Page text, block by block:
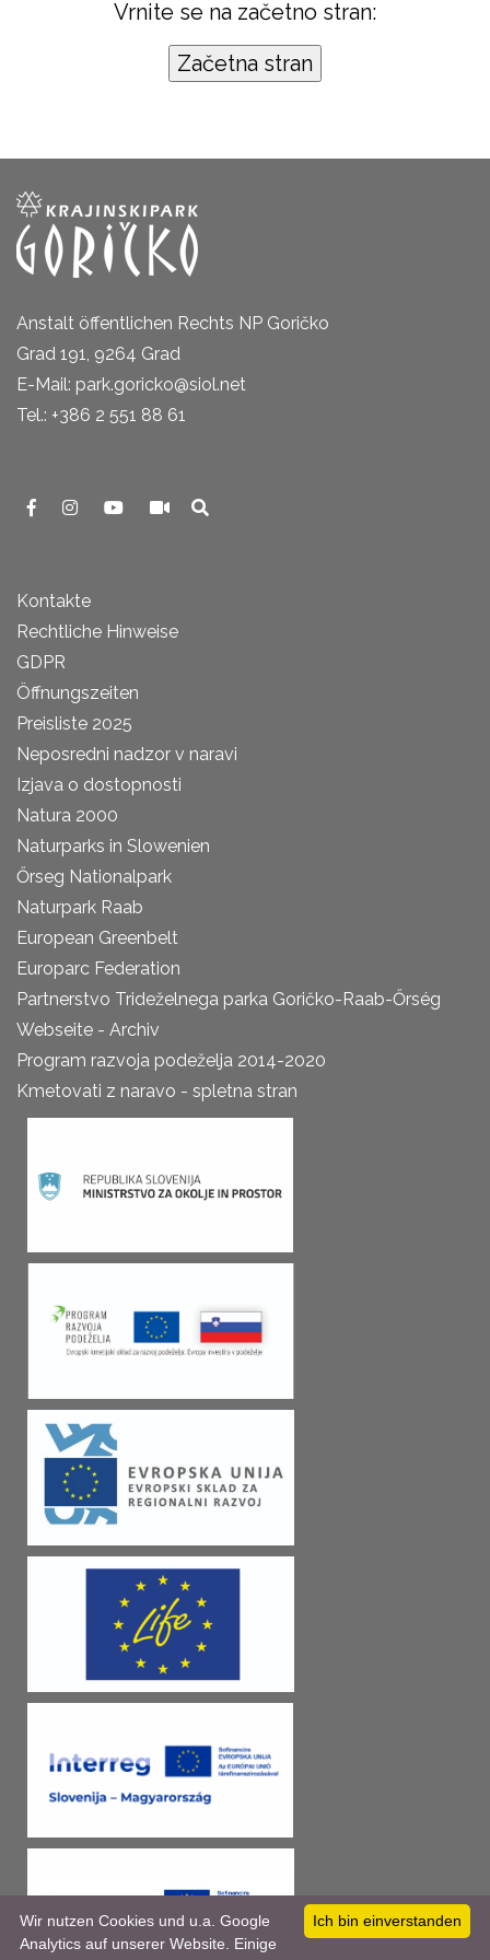
Vrnite se na začetno stran:
Anstalt öffentlichen Rechts NP Goričko
Grad 191, 9264 Grad
E-Mail: park.goricko@siol.net
Tel.: +386 2 551 88 61
Kontakte
Rechtliche Hinweise
GDPR
Öffnungszeiten
Preisliste 2025
Neposredni nadzor v naravi
Izjava o dostopnosti
Natura 2000
Naturparks in Slowenien
Őrseg Nationalpark
Naturpark Raab
European Greenbelt
Europarc Federation
Partnerstvo Trideželnega parka Goričko-Raab-Őrség
Webseite - Archiv
Program razvoja podeželja 2014-2020
Kmetovati z naravo - spletna stran
Ich bin einverstanden
Wir nutzen Cookies und u.a. Google
Analytics auf unserer Website. Einige